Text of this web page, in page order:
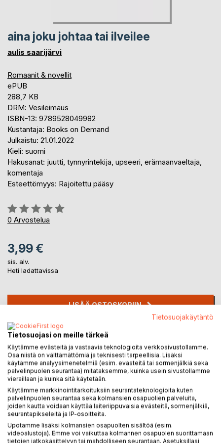
aina joku johtaa tai ilveilee
aulis saarijärvi
Romaanit & novellit
ePUB
288,7 KB
DRM: Vesileimaus
ISBN-13: 9789528049982
Kustantaja: Books on Demand
Julkaistu: 21.01.2022
Kieli: suomi
Hakusanat: juutti, tynnyrintekija, upseeri, erämaanvaeltaja,
komentaja
Esteettömyys: Rajoitettu pääsy
Arvostelu::
0%
0 Arvostelua
3,99 €
sis. alv.
Heti ladattavissa
LISÄÄ OSTOSKORIIN
Lisää muistilistalle
Arvostele tuote
KUVAUS
Tietosuojakäytäntö
Tietosuojasi on meille tärkeä
Käytämme evästeitä ja vastaavia teknologioita verkkosivustollamme.
Osa niistä on välttämättömiä ja teknisesti tarpeellisia. Lisäksi
käytämme analyysimenetelmiä (esim. evästeitä tai sormenjälkiä sekä
palvelinpuolen seurantaa) mitataksemme, kuinka usein sivustollamme
vieraillaan ja kuinka sitä käytetään.
Käytämme markkinointitarkoituksiin seurantateknologioita kuten
palvelinpuolen seurantaa sekä kolmansien osapuolien palveluita,
joiden kautta voidaan käyttää laiteriippuvaisia evästeitä, sormenjälkiä,
seurantapikseleitä ja IP-osoitteita.
Upotamme lisäksi kolmansien osapuolten sisältöä (esim.
videoalustoja). Emme voi vaikuttaa kolmannen osapuolen suorittamaan
tietojen jatkokäsittelyyn tai mahdolliseen seurantaan. Asetuksillasi